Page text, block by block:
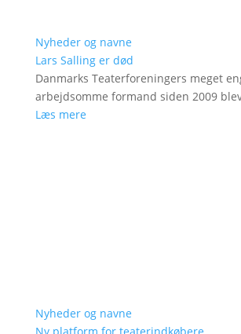
Nyheder og navne
Lars Salling er død
Danmarks Teaterforeningers meget
arbejdsomme formand siden 2009
Læs mere
Nyheder og navne